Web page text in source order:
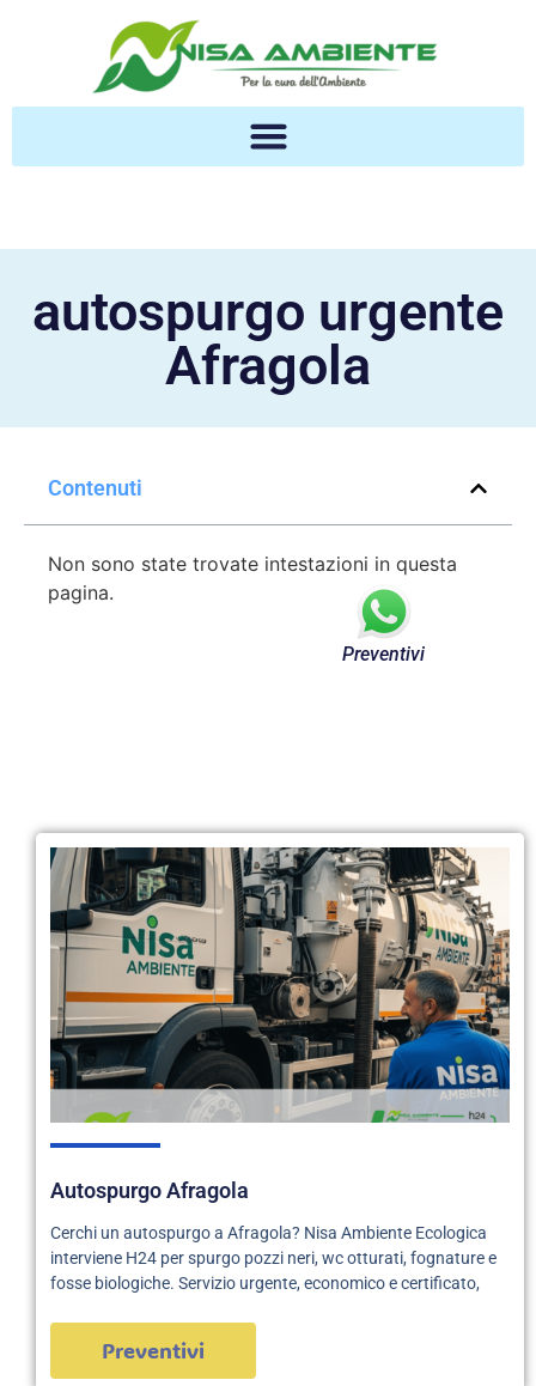
autospurgo urgente
Afragola
Contenuti
Non sono state trovate intestazioni in questa
pagina.
Autospurgo Afragola
Cerchi un autospurgo a Afragola? Nisa Ambiente Ecologica
interviene H24 per spurgo pozzi neri, wc otturati, fognature e
fosse biologiche. Servizio urgente, economico e certificato,
Preventivi
Preventivi